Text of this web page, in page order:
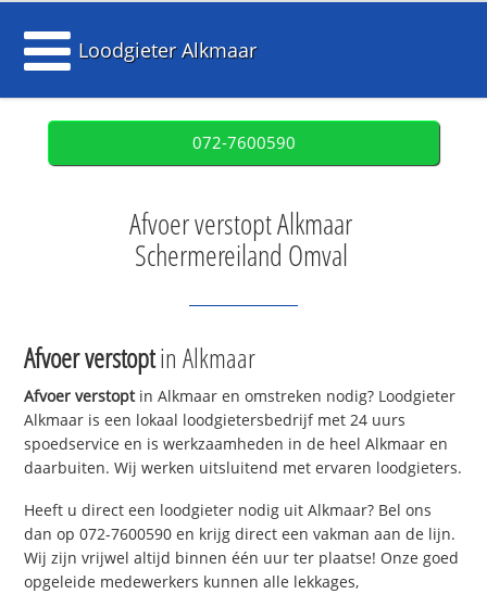
Loodgieter Alkmaar
072-7600590
Afvoer verstopt Alkmaar
Schermereiland Omval
Afvoer verstoptin Alkmaar
Afvoer verstoptin Alkmaar en omstreken nodig? Loodgieter
Alkmaar is een lokaal loodgietersbedrijf met 24 uurs
spoedservice en is werkzaamheden in de heel Alkmaar en
daarbuiten. Wij werken uitsluitend met ervaren loodgieters.
Heeft u direct een loodgieter nodig uit Alkmaar? Bel ons
dan op 072-7600590 en krijg direct een vakman aan de lijn.
Wij zijn vrijwel altijd binnen één uur ter plaatse! Onze goed
opgeleide medewerkers kunnen alle lekkages,